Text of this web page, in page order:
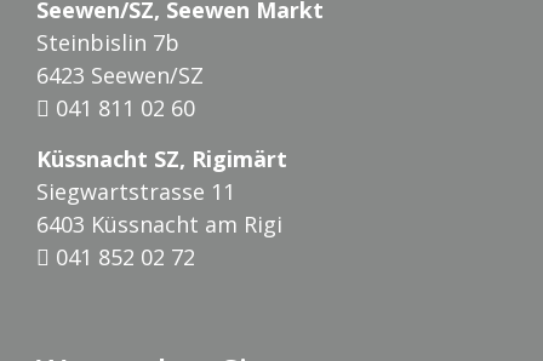
Seewen/SZ, Seewen Markt
Steinbislin 7b
6423 Seewen/SZ
041 811 02 60
Küssnacht SZ, Rigimärt
Siegwartstrasse 11
6403 Küssnacht am Rigi
041 852 02 72